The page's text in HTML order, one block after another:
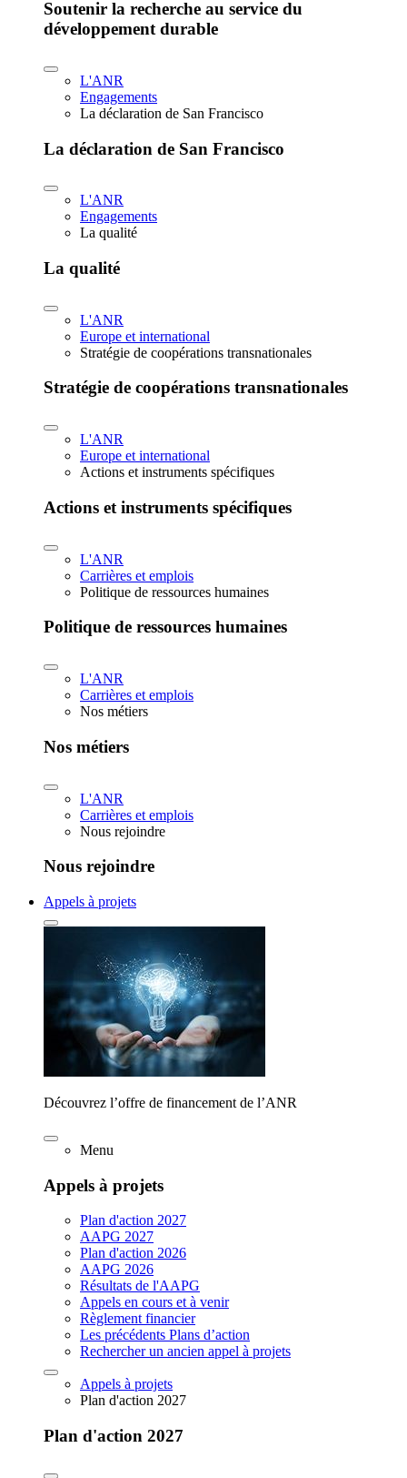
Soutenir la recherche au service du
développement durable
L'ANR
Engagements
La déclaration de San Francisco
La déclaration de San Francisco
L'ANR
Engagements
La qualité
La qualité
L'ANR
Europe et international
Stratégie de coopérations transnationales
Stratégie de coopérations transnationales
L'ANR
Europe et international
Actions et instruments spécifiques
Actions et instruments spécifiques
L'ANR
Carrières et emplois
Politique de ressources humaines
Politique de ressources humaines
L'ANR
Carrières et emplois
Nos métiers
Nos métiers
L'ANR
Carrières et emplois
Nous rejoindre
Nous rejoindre
Appels à projets
Découvrez l’offre de financement de l’ANR
Menu
Appels à projets
Plan d'action 2027
AAPG 2027
Plan d'action 2026
AAPG 2026
Résultats de l'AAPG
Appels en cours et à venir
Règlement financier
Les précédents Plans d’action
Rechercher un ancien appel à projets
Appels à projets
Plan d'action 2027
Plan d'action 2027